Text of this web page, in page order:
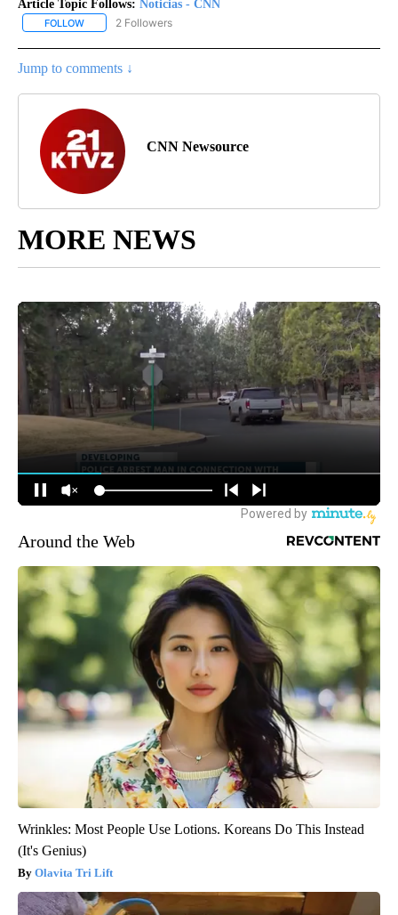
Article Topic Follows: Noticias - CNN
FOLLOW FOLLOW "NOTICIAS - CNN" TO RECEIVE NOTIFICATIONS ABOUT
2 Followers
Jump to comments ↓
CNN Newsource
MORE NEWS
Around the Web
Wrinkles: Most People Use Lotions. Koreans Do This Instead
(It's Genius)
Olavita Tri Lift